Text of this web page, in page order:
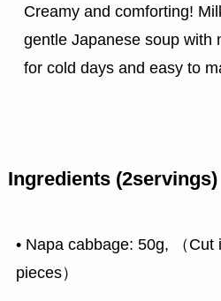
Creamy and comforting!
gentle Japanese soup with
for cold days and easy to
Ingredients (2servings)
• Napa cabbage: 50g, （Cut
pieces）